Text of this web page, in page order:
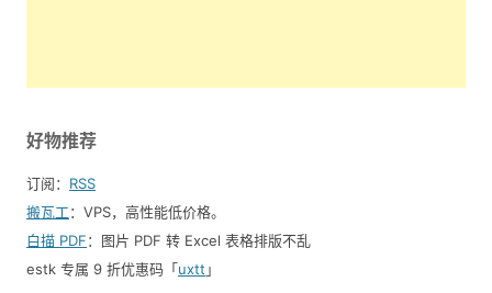
好物推荐
订阅： RSS
搬瓦工：VPS，高性能低价格。️
白描 PDF：图片 PDF 转 Excel 表格排版不乱
estk 专属 9 折优惠码「uxtt 」